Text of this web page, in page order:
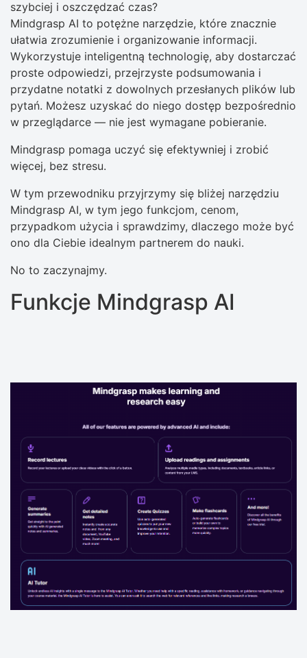
szybciej i oszczędzać czas?
Mindgrasp AI to potężne narzędzie, które znacznie
ułatwia zrozumienie i organizowanie informacji.
Wykorzystuje inteligentną technologię, aby dostarczać
proste odpowiedzi, przejrzyste podsumowania i
przydatne notatki z dowolnych przesłanych plików lub
pytań. Możesz uzyskać do niego dostęp bezpośrednio
w przeglądarce — nie jest wymagane pobieranie.
Mindgrasp pomaga uczyć się efektywniej i zrobić
więcej, bez stresu.
W tym przewodniku przyjrzymy się bliżej narzędziu
Mindgrasp AI, w tym jego funkcjom, cenom,
przypadkom użycia i sprawdzimy, dlaczego może być
ono dla Ciebie idealnym partnerem do nauki.
No to zaczynajmy.
Funkcje Mindgrasp AI